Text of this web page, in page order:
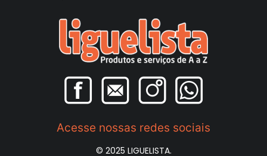
Acesse nossas redes sociais
© 2025 LIGUELISTA.